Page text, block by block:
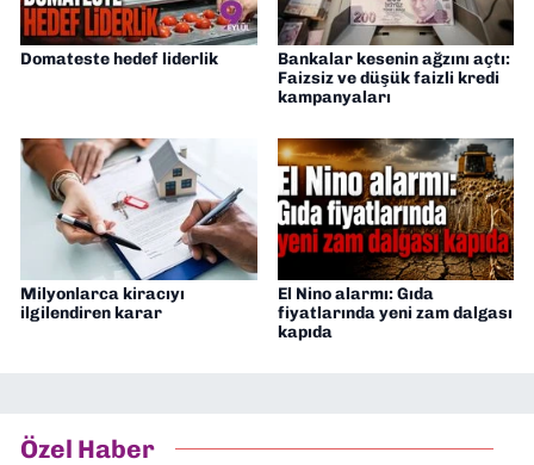
Domateste hedef liderlik
Bankalar kesenin ağzını açtı:
Faizsiz ve düşük faizli kredi
kampanyaları
Milyonlarca kiracıyı
ilgilendiren karar
El Nino alarmı: Gıda
fiyatlarında yeni zam dalgası
kapıda
Özel Haber